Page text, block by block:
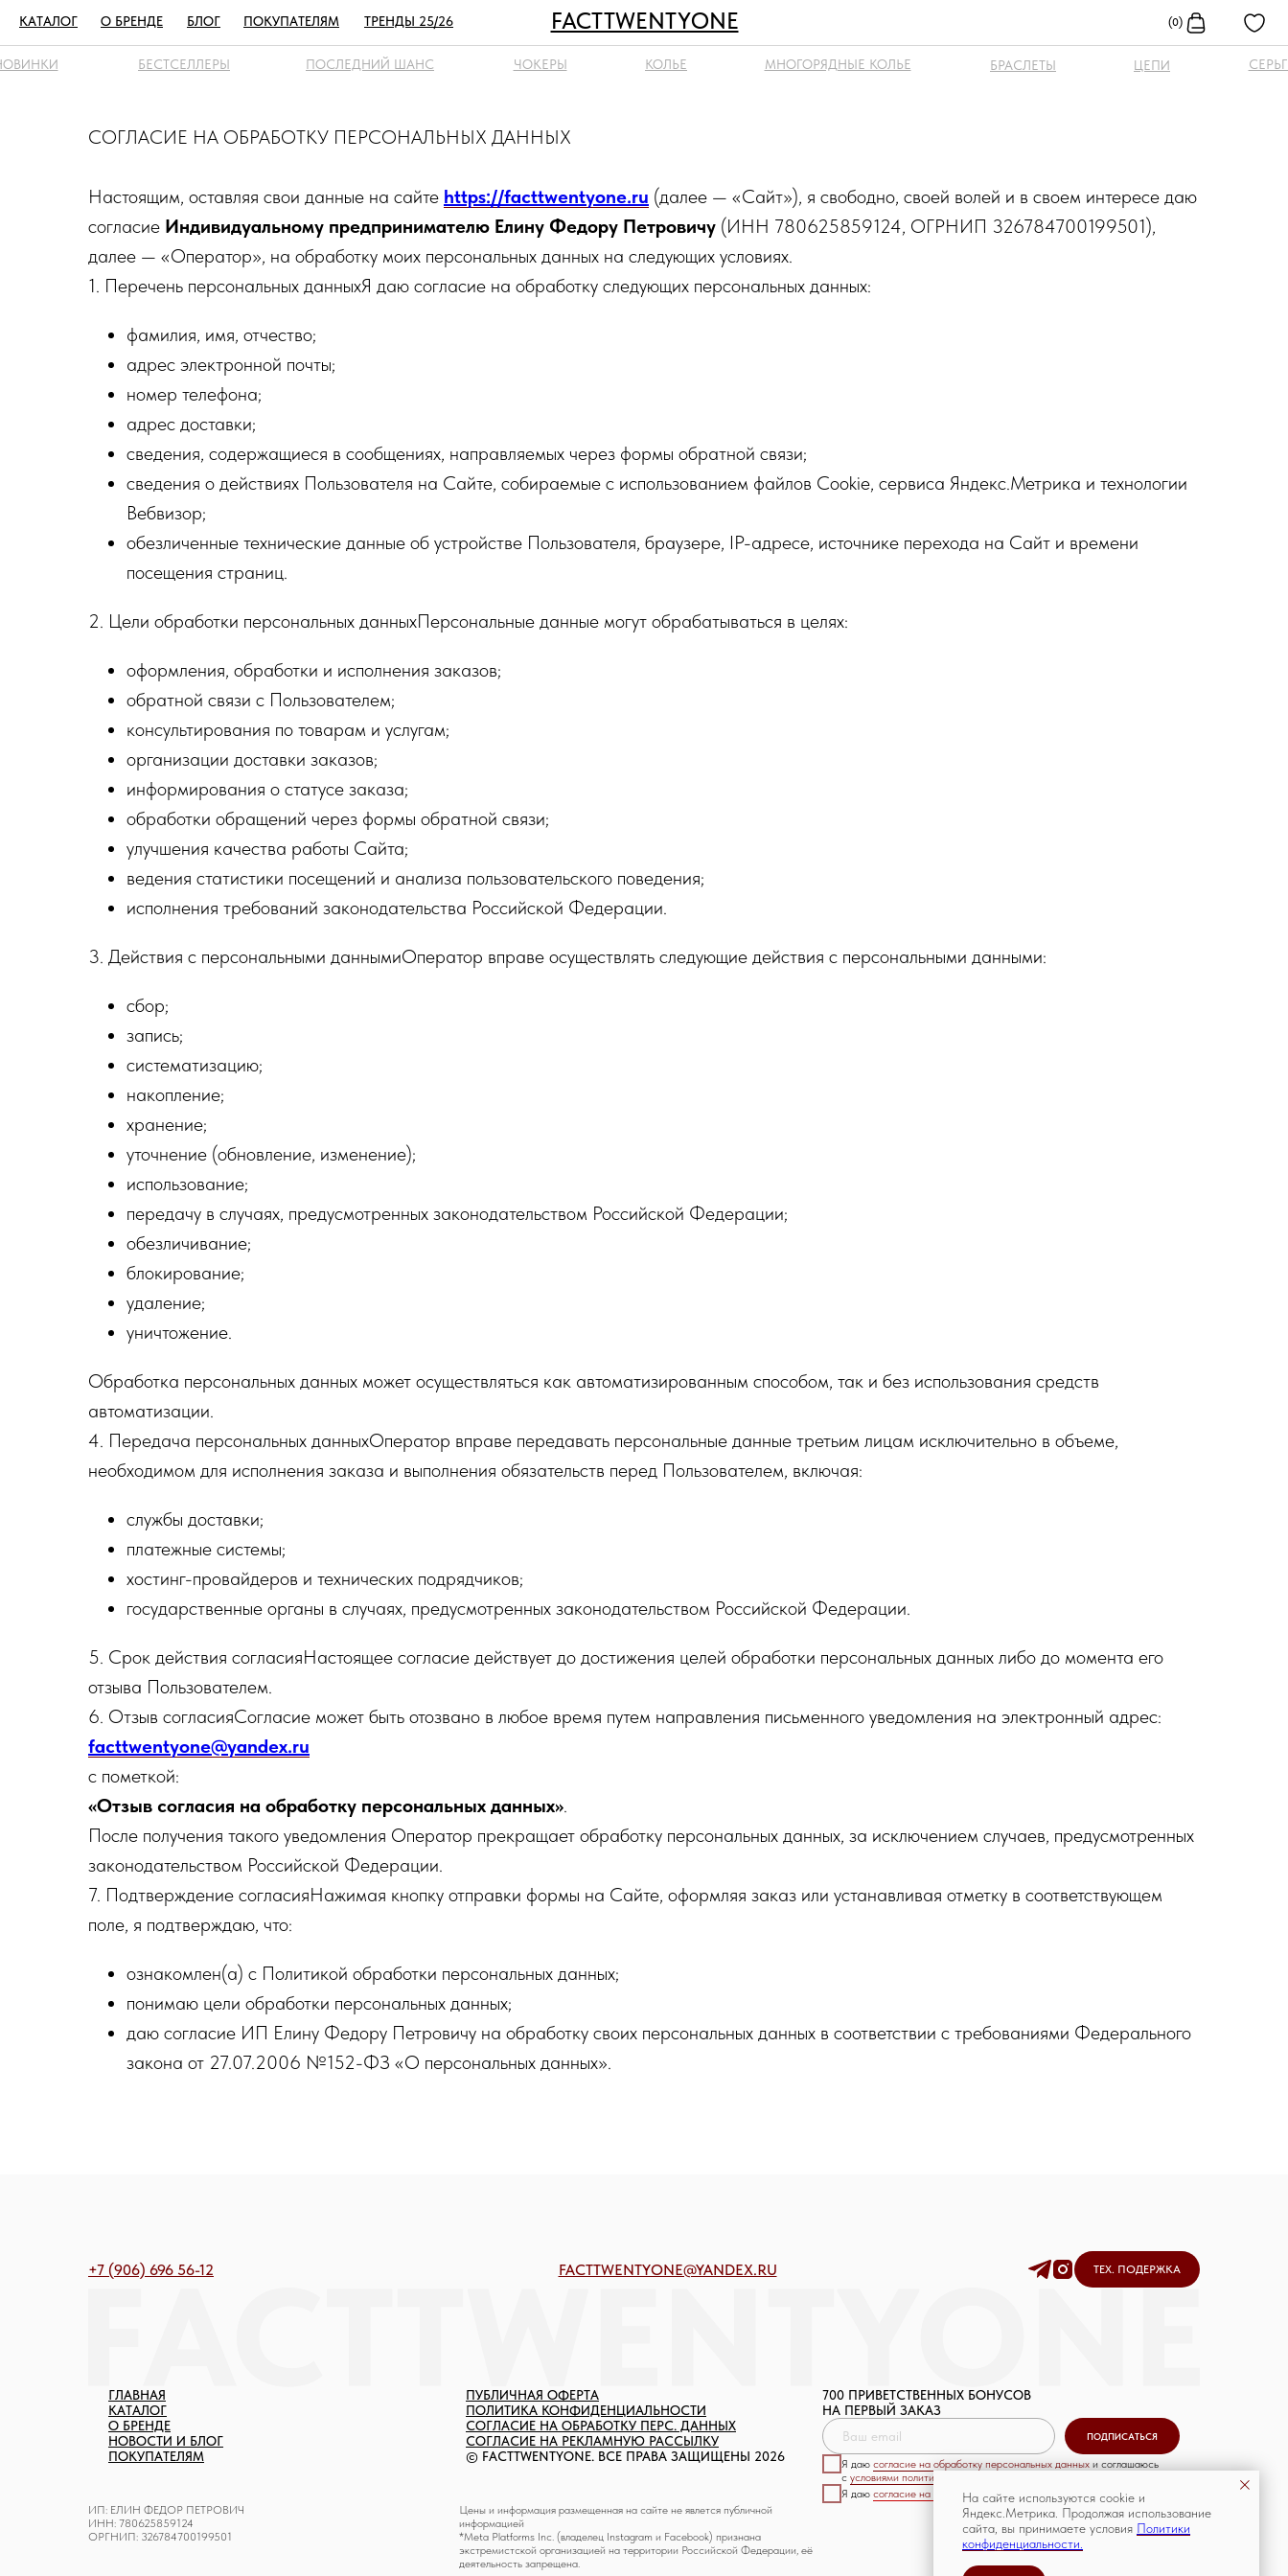
FACTTWENTYONE
ПОКУПАТЕЛЯМ ТРЕНДЫ 25/26
БЛОГ
О БРЕНДЕ
КАТАЛОГ (0)
ЦЕПИ
БРАСЛЕТЫ
МНОГОРЯДНЫЕ КОЛЬЕ
КОЛЬЕ
ЧОКЕРЫ
ПОСЛЕДНИЙ ШАНС
БЕСТСЕЛЛЕРЫ
СОГЛАСИЕ НА ОБРАБОТКУ ПЕРСОНАЛЬНЫХ ДАННЫХ
Настоящим, оставляя свои данные на сайте https://facttwentyone.ru (далее — «Сайт»), я свободно, своей волей и в своем интересе даю
согласие Индивидуальному предпринимателю Елину Федору Петровичу (ИНН 780625859124, ОГРНИП 326784700199501),
далее — «Оператор», на обработку моих персональных данных на следующих условиях.
1. Перечень персональных данныхЯ даю согласие на обработку следующих персональных данных:
фамилия, имя, отчество;
адрес электронной почты;
номер телефона;
адрес доставки;
сведения, содержащиеся в сообщениях, направляемых через формы обратной связи;
сведения о действиях Пользователя на Сайте, собираемые с использованием файлов Cookie, сервиса Яндекс.Метрика и технологии
Вебвизор;
обезличенные технические данные об устройстве Пользователя, браузере, IP-адресе, источнике перехода на Сайт и времени
посещения страниц.
2. Цели обработки персональных данныхПерсональные данные могут обрабатываться в целях:
оформления, обработки и исполнения заказов;
обратной связи с Пользователем;
консультирования по товарам и услугам;
организации доставки заказов;
информирования о статусе заказа;
обработки обращений через формы обратной связи;
улучшения качества работы Сайта;
ведения статистики посещений и анализа пользовательского поведения;
исполнения требований законодательства Российской Федерации.
3. Действия с персональными даннымиОператор вправе осуществлять следующие действия с персональными данными:
сбор;
запись;
систематизацию;
накопление;
хранение;
уточнение (обновление, изменение);
использование;
передачу в случаях, предусмотренных законодательством Российской Федерации;
обезличивание;
блокирование;
удаление;
уничтожение.
Обработка персональных данных может осуществляться как автоматизированным способом, так и без использования средств
автоматизации.
4. Передача персональных данныхОператор вправе передавать персональные данные третьим лицам исключительно в объеме,
необходимом для исполнения заказа и выполнения обязательств перед Пользователем, включая:
службы доставки;
платежные системы;
хостинг-провайдеров и технических подрядчиков;
государственные органы в случаях, предусмотренных законодательством Российской Федерации.
5. Срок действия согласияНастоящее согласие действует до достижения целей обработки персональных данных либо до момента его
отзыва Пользователем.
6. Отзыв согласияСогласие может быть отозвано в любое время путем направления письменного уведомления на электронный адрес:
facttwentyone@yandex.ru
с пометкой:
«Отзыв согласия на обработку персональных данных».
После получения такого уведомления Оператор прекращает обработку персональных данных, за исключением случаев, предусмотренных
законодательством Российской Федерации.
7. Подтверждение согласияНажимая кнопку отправки формы на Сайте, оформляя заказ или устанавливая отметку в соответствующем
поле, я подтверждаю, что:
ознакомлен(а) с Политикой обработки персональных данных;
понимаю цели обработки персональных данных;
даю согласие ИП Елину Федору Петровичу на обработку своих персональных данных в соответствии с требованиями Федерального
закона от 27.07.2006 №152-ФЗ «О персональных данных».
+7 (906) 696 56-12 FACTTWENTYONE@YANDEX.RU ТЕХ. ПОДЕРЖКА
ГЛАВНАЯ
КАТАЛОГ
О БРЕНДЕ
НОВОСТИ И БЛОГ
ПОКУПАТЕЛЯМ
ПУБЛИЧНАЯ ОФЕРТА
ПОЛИТИКА КОНФИДЕНЦИАЛЬНОСТИ
СОГЛАСИЕ НА ОБРАБОТКУ ПЕРС. ДАННЫХ
СОГЛАСИЕ НА РЕКЛАМНУЮ РАССЫЛКУ
© FACTTWENTYONE. ВСЕ ПРАВА ЗАЩИЩЕНЫ 2026
700 ПРИВЕТСТВЕННЫХ БОНУСОВ
НА ПЕРВЫЙ ЗАКАЗ
Я даю согласие на обработку персональных данных и соглашаюсь
с условиями политики конфиденциальности
Я даю согласие на рекламную рассылку
ПОДПИСАТЬСЯ
ИП: ЕЛИН ФЕДОР ПЕТРОВИЧ
ИНН: 780625859124
ОРГНИП: 326784700199501
Цены и информация размещенная на сайте не явлется публичной
информацией
*Meta Platforms Inc. (владелец Instagram и Facebook) признана
экстремистской организацией на территории Российской Федерации, её
деятельность запрещена.
Дизайн и разработка сайта: Пряхин Степан
На сайте используются cookie и
Яндекс.Метрика. Продолжая использование
сайта, вы принимаете условия Политики
конфиденциальности.
украшение
ОТПРАВИТЬ